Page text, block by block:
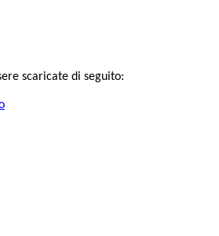
scaricate di seguito: